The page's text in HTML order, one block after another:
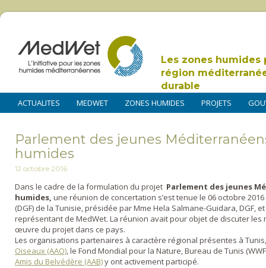
Les zones humides
région
durable
ACTUALITES MEDWET ZONES HUMIDES PROJETS
Parlement des jeunes
humides
12 octobre 2016
Dans le cadre de la formulation du projet Parlement des jeunes
humides, une réunion de concertation s’est tenue le 06 octobre
(DGF) de la Tunisie, présidée par Mme Hela Salmane-Guidara, DGF,
représentant de MedWet. La réunion avait pour objet de discuter
œuvre du projet dans ce pays.
Les organisations partenaires à caractère régional présentes à
Oiseaux (AAO), le Fond Mondial pour la Nature, Bureau de Tunis
Amis du Belvédère (AAB)y ont activement participé.